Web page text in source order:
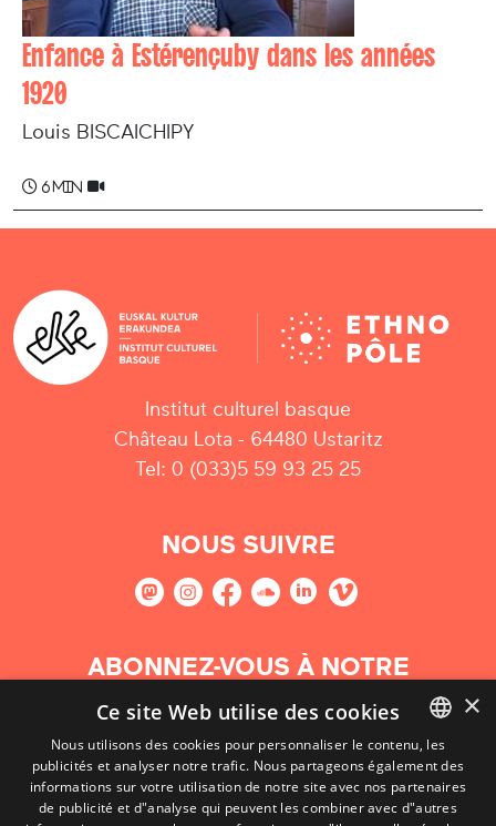
Enfance à Estérençuby dans les années
1920
Louis BISCAICHIPY
6 min
Institut culturel basque
Château Lota - 64480 Ustaritz
Tel: 0 (033)5 59 93 25 25
NOUS SUIVRE
ABONNEZ-VOUS À NOTRE
NEWSLETTER
S'abonner
BASQUE
FRENCH
×
Ce site Web utilise des cookies
Nous utilisons des cookies pour personnaliser le contenu, les
publicités et analyser notre trafic. Nous partageons également des
informations sur votre utilisation de notre site avec nos partenaires
de publicité et d"analyse qui peuvent les combiner avec d"autres